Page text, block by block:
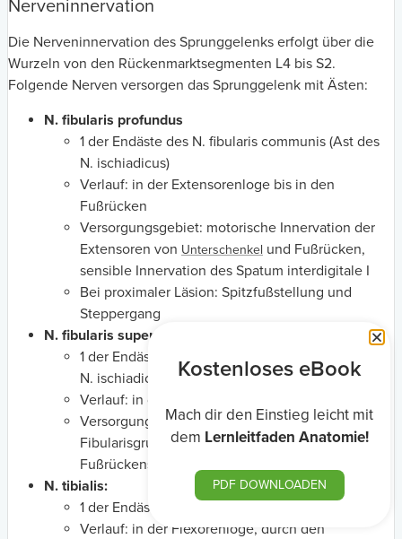
Nerveninnervation
Die Nerveninnervation des Sprunggelenks erfolgt über die
Wurzeln von den Rückenmarktsegmenten L4 bis S2.
Folgende Nerven versorgen das Sprunggelenk mit Ästen:
N. fibularis profundus
1 der Endäste des N. fibularis communis (Ast des
N. ischiadicus)
Verlauf: in der Extensorenloge bis in den
Fußrücken
Versorgungsgebiet: motorische Innervation der
Extensoren von Unterschenkel und Fußrücken,
sensible Innervation des Spatum interdigitale I
Bei proximaler Läsion: Spitzfußstellung und
Steppergang
N. fibularis superficialis:
1 der Endäste des N. fibularis communis (Ast des
N. ischiadicus)
Verlauf: in der Fibularisloge
Versorgungsgebiet: motorische Innervation der
Fibularisgruppe, sensible Innervation des
Fußrückens
N. tibialis:
1 der Endäste des N. ischiadicus
Verlauf: in der Flexorenloge, durch den
Kostenloses eBook
Mach dir den Einstieg leicht mit
dem Lernleitfaden Anatomie!
PDF DOWNLOADEN